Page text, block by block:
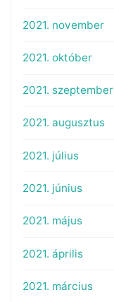
2021. november
2021. október
2021. szeptember
2021. augusztus
2021. július
2021. június
2021. május
2021. április
2021. március